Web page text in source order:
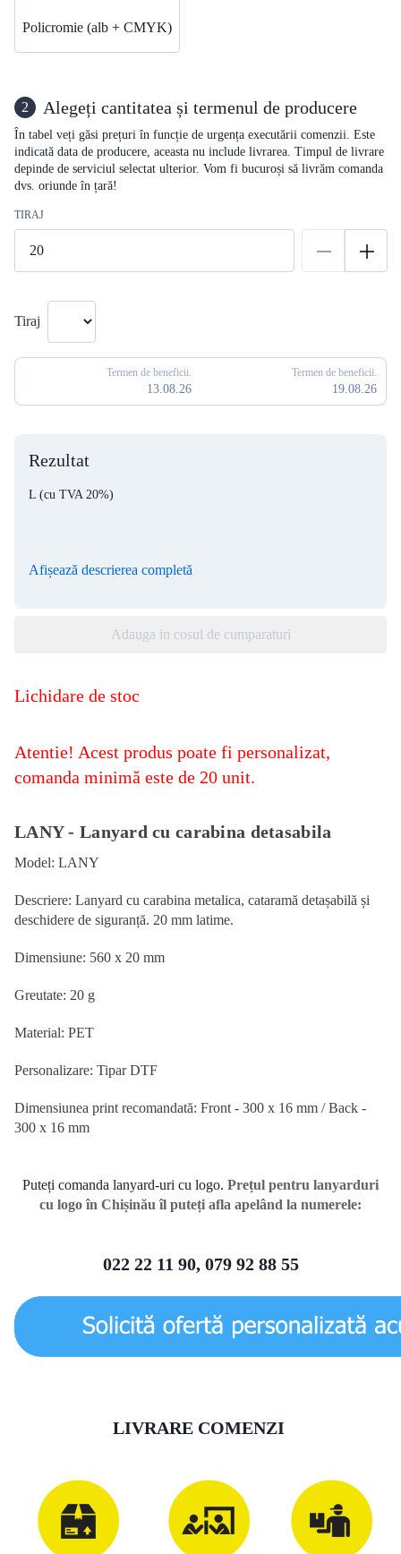
Policromie (alb + CMYK)
2 Alegeți cantitatea și termenul de producere
În tabel veți găsi prețuri în funcție de urgența executării comenzii. Este
indicată data de producere, aceasta nu include livrarea. Timpul de livrare
depinde de serviciul selectat ulterior. Vom fi bucuroși să livrăm comanda
dvs. oriunde în țară!
TIRAJ
Tiraj
Termen de beneficii.
13.08.26
Termen de beneficii.
19.08.26
Rezultat
L (cu TVA 20%)
Afișează descrierea completă
Adauga in cosul de cumparaturi
Lichidare de stoc
Atentie! Acest produs poate fi personalizat,
comanda minimă este de 20 unit.
LANY - Lanyard cu carabina detasabila
Model: LANY
Descriere: Lanyard cu carabina metalica, cataramă detașabilă și
deschidere de siguranță. 20 mm latime.
Dimensiune: 560 x 20 mm
Greutate: 20 g
Material: PET
Personalizare: Tipar DTF
Dimensiunea print recomandată: Front - 300 x 16 mm / Back -
300 x 16 mm
Puteți comanda lanyard-uri cu logo. Prețul pentru lanyarduri
cu logo în Chișinău îl puteți afla apelând la numerele:
022 22 11 90, 079 92 88 55
LIVRARE COMENZI